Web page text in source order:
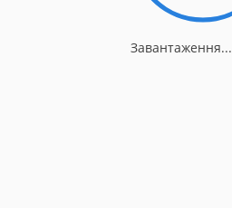
Завантаження...